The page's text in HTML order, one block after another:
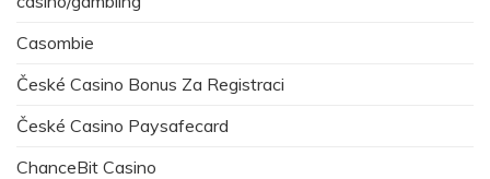
Casombie
České Casino Bonus Za Registraci
České Casino Paysafecard
ChanceBit Casino